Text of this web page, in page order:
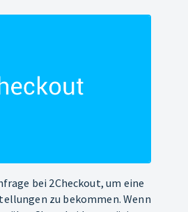
bei 2Checkout, um eine
zu bekommen. Wenn